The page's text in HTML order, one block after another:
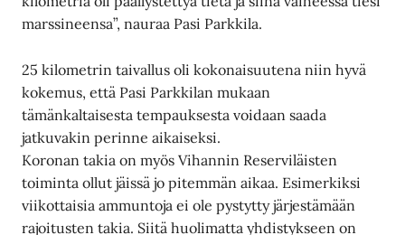
marssineensa”, nauraa Pasi Parkkila.
25 kilometrin taivallus oli kokonaisuutena niin hyvä
kokemus, että Pasi Parkkilan mukaan
tämänkaltaisesta tempauksesta voidaan saada
jatkuvakin perinne aikaiseksi.
Koronan takia on myös Vihannin Reserviläisten
toiminta ollut jäissä jo pitemmän aikaa. Esimerkiksi
viikottaisia ammuntoja ei ole pystytty järjestämään
rajoitusten takia. Siitä huolimatta yhdistykseen on